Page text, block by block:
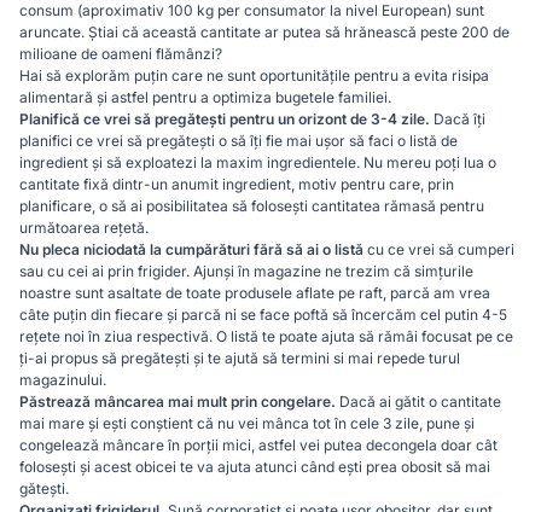
consum (aproximativ 100 kg per consumator la nivel European) sunt
aruncate. Știai că această cantitate ar putea să hrănească peste 200 de
milioane de oameni flămânzi?
Hai să explorăm puțin care ne sunt oportunitățile pentru a evita risipa
alimentară și astfel pentru a optimiza bugetele familiei.
Planifică ce vrei să pregătești pentru un orizont de 3-4 zile. Dacă îți
planifici ce vrei să pregătești o să îți fie mai ușor să faci o listă de
ingredient și să exploatezi la maxim ingredientele. Nu mereu poți lua o
cantitate fixă dintr-un anumit ingredient, motiv pentru care, prin
planificare, o să ai posibilitatea să folosești cantitatea rămasă pentru
următoarea rețetă.
Nu pleca niciodată la cumpărături fără să ai o listă cu ce vrei să cumperi
sau cu cei ai prin frigider. Ajunși în magazine ne trezim că simțurile
noastre sunt asaltate de toate produsele aflate pe raft, parcă am vrea
câte puțin din fiecare și parcă ni se face poftă să încercăm cel putin 4-5
rețete noi în ziua respectivă. O listă te poate ajuta să rămâi focusat pe ce
ți-ai propus să pregătești și te ajută să termini si mai repede turul
magazinului.
Păstrează mâncarea mai mult prin congelare. Dacă ai gătit o cantitate
mai mare și ești conștient că nu vei mânca tot în cele 3 zile, pune și
congelează mâncare în porții mici, astfel vei putea decongela doar cât
folosești și acest obicei te va ajuta atunci când ești prea obosit să mai
gătești.